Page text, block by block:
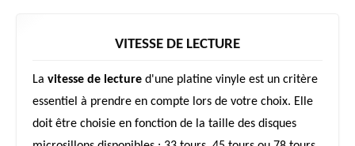
VITESSE DE LECTURE
La vitesse de lecture d'une platine vinyle est un critère
essentiel à prendre en compte lors de votre choix. Elle
doit être choisie en fonction de la taille des disques